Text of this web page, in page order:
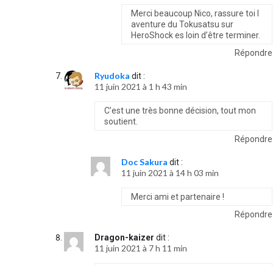
Merci beaucoup Nico, rassure toi l
aventure du Tokusatsu sur
HeroShock es loin d’être terminer.
Répondre
Ryudoka dit :
11 juin 2021 à 1 h 43 min
C’est une très bonne décision, tout mon
soutient.
Répondre
Doc Sakura dit :
11 juin 2021 à 14 h 03 min
Merci ami et partenaire !
Répondre
Dragon-kaizer dit :
11 juin 2021 à 7 h 11 min